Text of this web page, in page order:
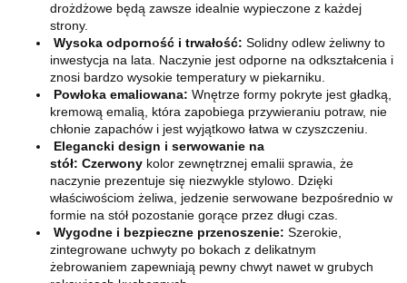
drożdżowe będą zawsze idealnie wypieczone z każdej
strony.
Wysoka odporność i trwałość: Solidny odlew żeliwny to
inwestycja na lata. Naczynie jest odporne na odkształcenia i
znosi bardzo wysokie temperatury w piekarniku.
Powłoka emaliowana: Wnętrze formy pokryte jest gładką,
kremową emalią, która zapobiega przywieraniu potraw, nie
chłonie zapachów i jest wyjątkowo łatwa w czyszczeniu.
Elegancki design i serwowanie na
stół: Czerwony kolor zewnętrznej emalii sprawia, że
naczynie prezentuje się niezwykle stylowo. Dzięki
właściwościom żeliwa, jedzenie serwowane bezpośrednio w
formie na stół pozostanie gorące przez długi czas.
Wygodne i bezpieczne przenoszenie: Szerokie,
zintegrowane uchwyty po bokach z delikatnym
żebrowaniem zapewniają pewny chwyt nawet w grubych